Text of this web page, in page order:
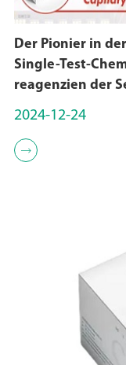
Der Pionier in
Single-Test-
reagenzien der
2024-12-24
